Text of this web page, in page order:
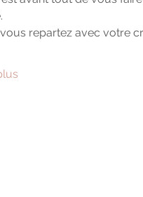
repartez avec votre